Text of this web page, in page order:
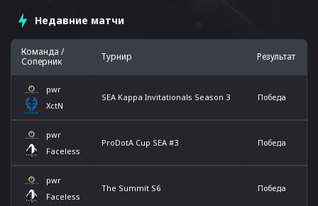
Недавние матчи
Команда /
Соперник
Турнир Результат
pwr
XctN
SEA Kappa Invitationals Season 3 Победа
pwr
Faceless
ProDotA Cup SEA #3 Победа
pwr
Faceless
The Summit S6 Победа